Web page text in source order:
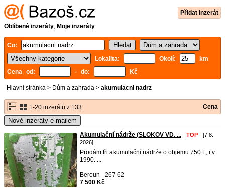
Přidat inzerát
Oblíbené inzeráty, Moje inzeráty
Co:
Lokalita:
Okolí:
km
Cena od:
- do: Kč
Hlavní stránka > Dům a zahrada > akumulacni nadrz
1-20 inzerátů z 133 Cena
Nové inzeráty e-mailem
Akumulační nádrže (SLOKOV VD. ... - TOP - [7.8.
2026]
Prodám tři akumulační nádrže o objemu 750 L, r.v.
1990. ...
Beroun - 267 62
7 500 Kč